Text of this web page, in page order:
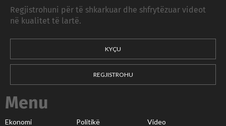
Regjistrohuni për të shkarkuar dhe shfrytëzuar videot
në kualitet të lartë.
KYÇU
REGJISTROHU
Menu
Ekonomi Politikë Video